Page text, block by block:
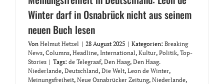
Winter darf in Osnabrück nicht aus seinem
neuen Buch lesen
Von Helmut Hetzel | 28 August 2025 | Kategorien: Breaking
News, Columns, Headline, International, Kultur, Politik, Top-
Stories | Tags: de Telegraaf, Den Haag, Den Haag.
Niederlande, Deutschland, Die Welt, Leon de Winter,
Meinungsfreiheit, Neue Osnabrücker Zeitung, Niederlande,